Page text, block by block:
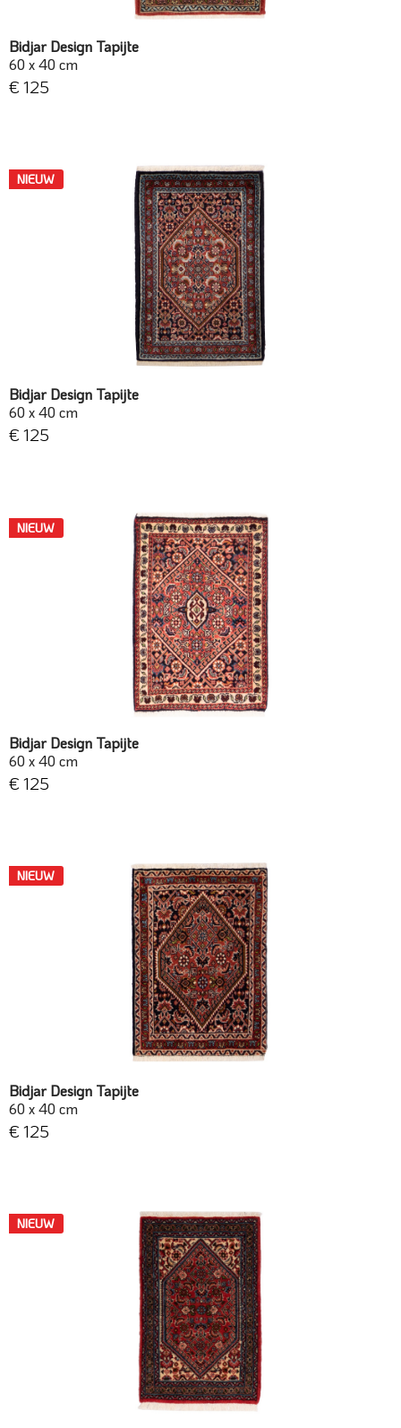
Bidjar Design Tapijte
60 x 40 cm
€ 125
NIEUW
Bidjar Design Tapijte
60 x 40 cm
€ 125
NIEUW
Bidjar Design Tapijte
60 x 40 cm
€ 125
NIEUW
Bidjar Design Tapijte
60 x 40 cm
€ 125
NIEUW